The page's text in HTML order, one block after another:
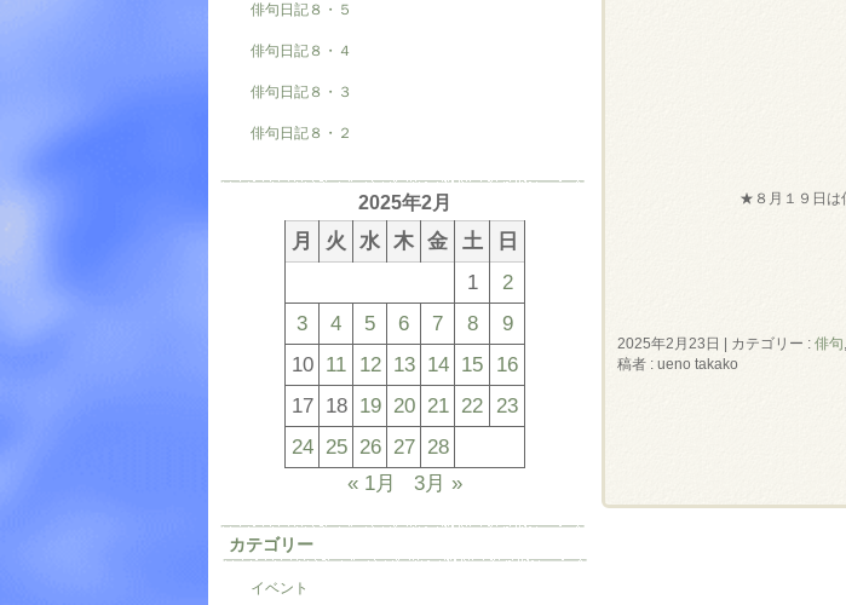
★８月１９日は
2025年2月23日 カテゴリー : 俳句
稿者 : ueno takako
俳句日記８・５
俳句日記８・４
俳句日記８・３
俳句日記８・２
2025年2月
月 火 水 木 金 土
日
1
2
3
4 5 6 7 8
9
10 11 12 13 14 15 16
17 18 19 20 21 22 23
24 25 26 27 28
« 1月
3月 »
カテゴリー
イベント